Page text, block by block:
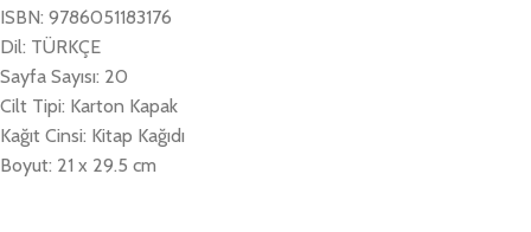
ISBN: 9786051183176
Dil: TÜRKÇE
Sayfa Sayısı: 20
Cilt Tipi: Karton Kapak
Kağıt Cinsi: Kitap Kağıdı
Boyut: 21 x 29.5 cm